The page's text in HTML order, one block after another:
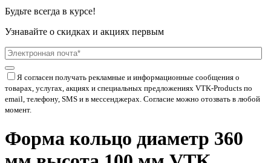
Будьте всегда в курсе!
Узнавайте о скидках и акциях первым
Я согласен получать рекламные и информационные сообщения о
товарах, услугах, акциях и специальных предложениях VTK-Products по
email, телефону, SMS и в мессенджерах. Согласие можно отозвать в любой
момент.
Форма кольцо диаметр 360